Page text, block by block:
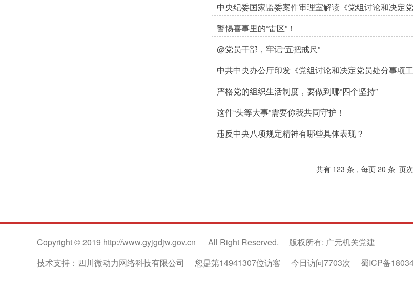
中央纪委国家监委案件审理室解读《党组讨论和决定
警惕喜事里的“雷区”！
@党员干部，牢记“五把戒尺”
中共中央办公厅印发《党组讨论和决定党员处分事项工
严格党的组织生活制度，要做到哪“四个坚持”
这件“头等大事”需要你我共同守护！
违反中央八项规定精神有哪些具体表现？
共有 123 条，每页 20 条 页
Copyright © 2019 http://www.gyjgdjw.gov.cn All Right Reserved.
版权所有: 广元机关党建
技术支持：四川微动力网络科技有限公司
您是第14941307位访客 今日访问7703次 蜀ICP备